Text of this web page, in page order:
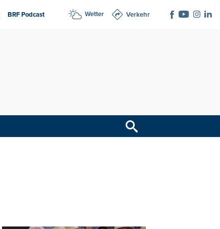
BRF Podcast Wetter Verkehr